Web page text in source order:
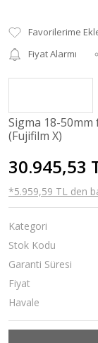
Fiyat Alarmı
Sigma 18-
(Fujifilm X)
30.945,53
*5.959,59 TL den
Kategori
Stok Kodu
Garanti Süresi
Fiyat
Havale